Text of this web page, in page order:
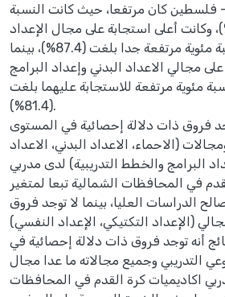
فلسطين كان مرتفعا، حيث كانت النسبة
للاستجابة (84%)، وكانت أعلى استجابة على مجال الإعداد
التكنيكي (المهاري) بنسبة مئوية مرتفعة جدا بلغت (87.4%)، بينما
مجالي الاعداد البدني وإعداد البرامج
مئوية مرتفعة للاستجابة عليهما بلغت
(81.4%).
فروق ذات دلالة إحصائية في المستوى
(الاحماء، الاعداد البدني، الاعداد
البرامج والخطط التدريبية) لدى مدربي
في المحافظات الشمالية تبعا لمتغير
الدراسات العليا، بينما لا توجد فروق
(الإعداد التكتيكي، الإعداد النفسي).
أنه توجد فروق ذات دلالة إحصائية في
التدريبي وجميع مجالاته ما عدا مجال
اكاديميات كرة القدم في المحافظات